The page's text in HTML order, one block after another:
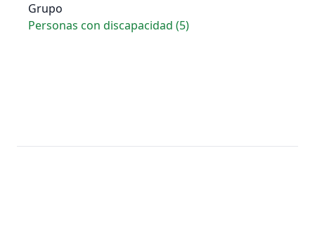
Grupo
Personas con discapacidad (5)